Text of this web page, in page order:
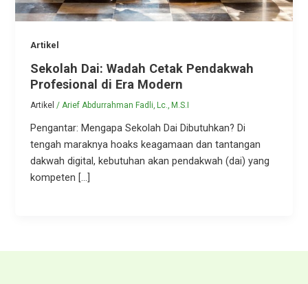
Artikel
Sekolah Dai: Wadah Cetak Pendakwah
Profesional di Era Modern
Artikel /Arief Abdurrahman Fadli, Lc., M.S.I
Pengantar: Mengapa Sekolah Dai Dibutuhkan? Di
tengah maraknya hoaks keagamaan dan tantangan
dakwah digital, kebutuhan akan pendakwah (dai) yang
kompeten […]